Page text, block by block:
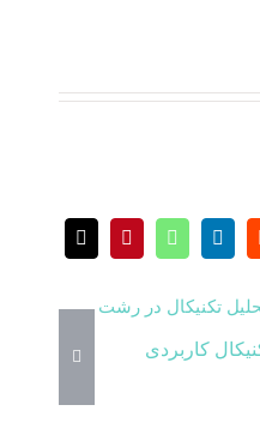
کاربردی